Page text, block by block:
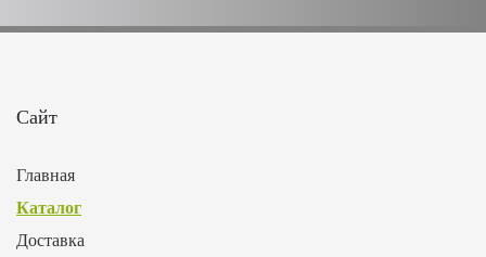
Сайт
Главная
Каталог
Доставка